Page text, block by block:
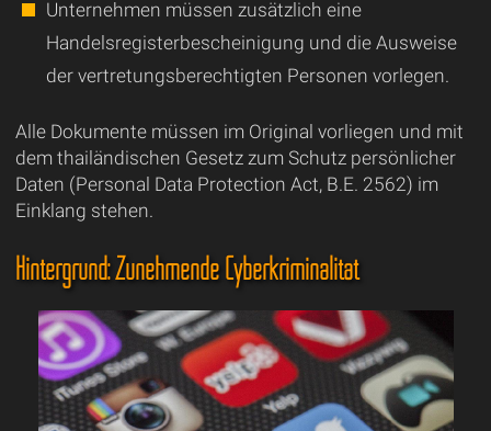
Unternehmen müssen zusätzlich eine
Handelsregisterbescheinigung und die Ausweise
der vertretungsberechtigten Personen vorlegen.
Alle Dokumente müssen im Original vorliegen und mit
dem thailändischen Gesetz zum Schutz persönlicher
Daten (Personal Data Protection Act, B.E. 2562) im
Einklang stehen.
Hintergrund: Zunehmende Cyberkriminalität